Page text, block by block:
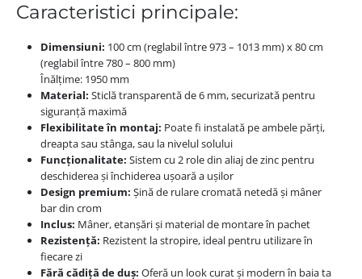
Caracteristici principale:
Dimensiuni: 100 cm (reglabil între 973 – 1013 mm) x 80 cm
(reglabil între 780 – 800 mm)
Înălțime: 1950 mm
Material: Sticlă transparentă de 6 mm, securizată pentru
siguranță maximă
Flexibilitate în montaj: Poate fi instalată pe ambele părți,
dreapta sau stânga, sau la nivelul solului
Funcționalitate: Sistem cu 2 role din aliaj de zinc pentru
deschiderea și închiderea ușoară a ușilor
Design premium: Șină de rulare cromată netedă și mâner
bar din crom
Inclus: Mâner, etanșări și material de montare în pachet
Rezistență: Rezistent la stropire, ideal pentru utilizare în
fiecare zi
Fără cădiță de duș: Oferă un look curat și modern în baia ta